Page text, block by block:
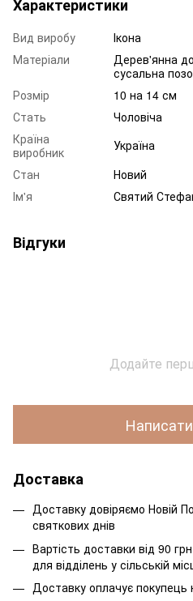
Характеристики
Вид виробу
Ікона
Матеріали
Дерев'янна
сусальна
Розмір
10 на 14 см
Стать
Чоловіча
Країна
виробник
Україна
Стан
Новий
Ім'я
Святий
Відгуки
Додайте
Написати
Доставка
Доставку довіряємо Новій
святкових днів
Вартість доставки від 90
для відділень у сільській
Доставку оплачує покупець